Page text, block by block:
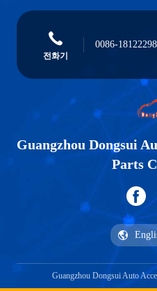
전화기
0086-
Guangzhou Dongsui
Parts
Guangzhou Dongsui Auto